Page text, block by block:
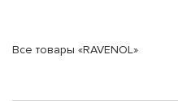
Все товары «RAVENOL»